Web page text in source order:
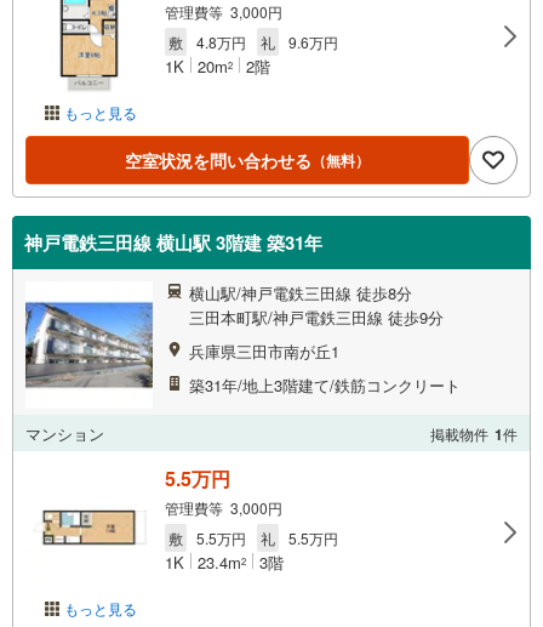
もっと見る
管理費等 3,000円
敷
4.8万円 礼 9.6万円
1K 20m2 2階
空室状況を問い合わせる （無料）
神戸電鉄三田線 横山駅 3階建 築31年
横山駅/神戸電鉄三田線 徒歩8分
三田本町駅/神戸電鉄三田線 徒歩9分
兵庫県三田市南が丘1
築31年/地上3階建て/鉄筋コンクリート
マンション 掲載物件 1件
もっと見る
5.5万円
管理費等 3,000円
敷
5.5万円 礼 5.5万円
1K 23.4m2 3階